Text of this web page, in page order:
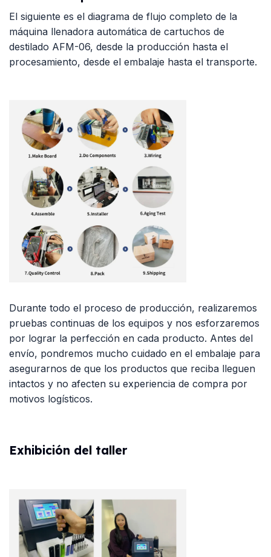
El siguiente es el diagrama de flujo completo de la
máquina llenadora automática de cartuchos de
destilado AFM-06, desde la producción hasta el
procesamiento, desde el embalaje hasta el transporte.
Durante todo el proceso de producción, realizaremos
pruebas continuas de los equipos y nos esforzaremos
por lograr la perfección en cada producto. Antes del
envío, pondremos mucho cuidado en el embalaje para
asegurarnos de que los productos que reciba lleguen
intactos y no afecten su experiencia de compra por
motivos logísticos.
Exhibición del taller